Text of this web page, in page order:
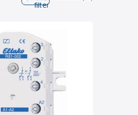
filter